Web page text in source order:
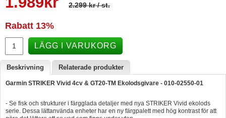
Thule - Lasthållare
LAGERRENSING
Begagnade Motorer & Båtar
2.299 kr/ st.
Rabatt 13%
LÄGG I VARUKORG
Beskrivning Relaterade produkter
Garmin STRIKER Vivid 4cv & GT20-TM Ekolodsgivare - 010-02550-01
- Se fisk och strukturer i färgglada detaljer med nya STRIKER Vivid ekolods
serie. Dessa lättanvända enheter har en ny färgpalett med hög kontrast för att